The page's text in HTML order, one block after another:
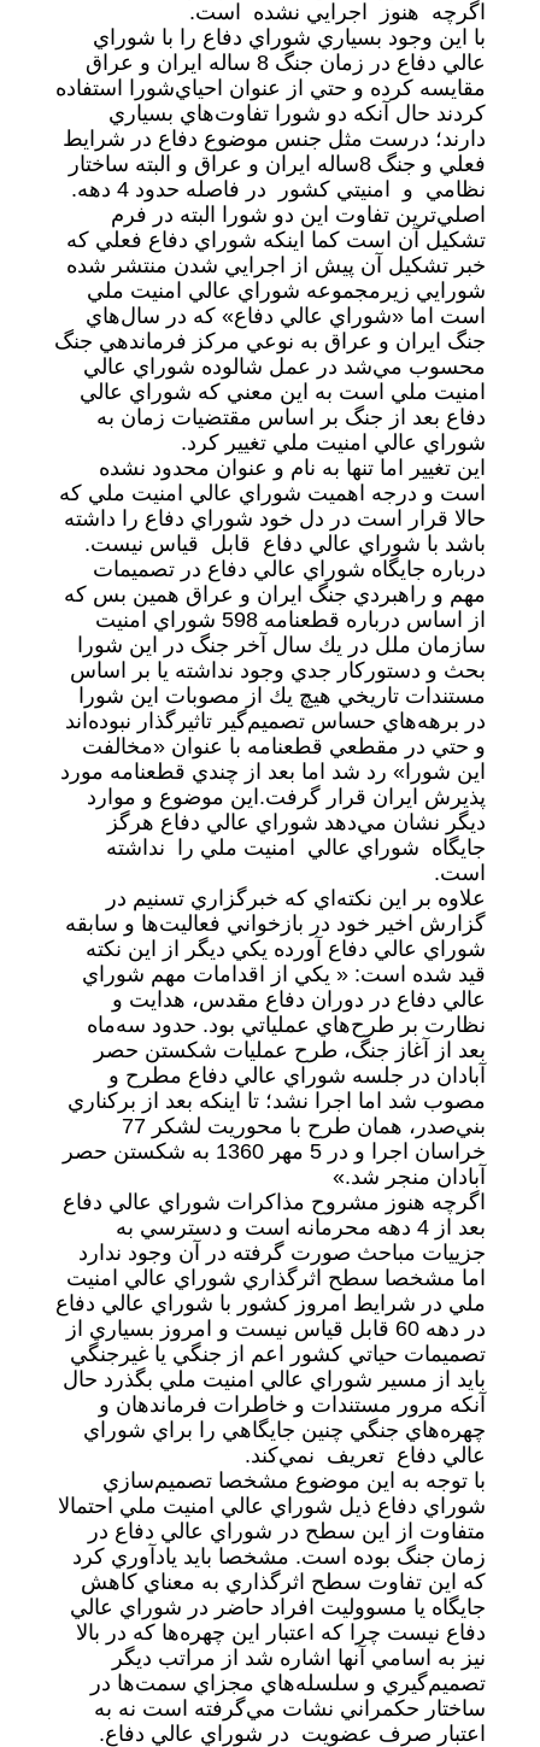
اگرچه هنوز اجرايي نشده است.
با اين وجود بسياري شوراي دفاع را با شوراي
عالي دفاع در زمان جنگ 8 ساله ايران و عراق
مقايسه كرده و حتي از عنوان احياي‌شورا استفاده
كردند حال آنكه دو شورا تفاوت‌هاي بسياري
دارند؛ درست مثل جنس موضوع دفاع در شرايط
فعلي و جنگ 8‌ساله ايران و عراق و البته ساختار
نظامي و امنيتي كشور در فاصله حدود 4‌ دهه.
اصلي‌ترين تفاوت اين دو شورا البته در فرم
تشكيل آن است كما اينكه شوراي دفاع فعلي كه
خبر تشكيل آن پيش از اجرايي شدن منتشر شده
شورايي زيرمجموعه شوراي عالي امنيت ملي
است اما «شوراي عالي دفاع» كه در سال‌هاي
جنگ ايران و عراق به نوعي مركز فرماندهي جنگ
محسوب مي‌شد در عمل شالوده شوراي عالي
امنيت ملي است به اين معني كه شوراي عالي
دفاع بعد از جنگ بر اساس مقتضيات زمان به
شوراي عالي امنيت ملي تغيير كرد.
اين تغيير اما تنها به نام و عنوان محدود نشده
است و درجه اهميت شوراي عالي امنيت ملي كه
حالا قرار است در دل خود شوراي دفاع را داشته
باشد با شوراي عالي دفاع قابل قياس نيست.
درباره جايگاه شوراي عالي دفاع در تصميمات
مهم و راهبردي جنگ ايران و عراق همين بس كه
از اساس درباره قطعنامه 598 شوراي امنيت
سازمان ملل در يك سال آخر جنگ در اين شورا
بحث و دستوركار جدي وجود نداشته يا بر اساس
مستندات تاريخي هيچ يك از مصوبات اين شورا
در برهه‌هاي حساس تصميم‌گير تاثيرگذار نبوده‌اند
و حتي در مقطعي قطعنامه با عنوان «مخالفت
اين شورا» رد شد اما بعد از چندي قطعنامه مورد
پذيرش ايران قرار گرفت.اين موضوع و موارد
ديگر نشان مي‌دهد شوراي عالي دفاع هرگز
جايگاه شوراي عالي امنيت ملي را نداشته
است.
علاوه بر اين نكته‌اي كه خبرگزاري تسنيم در
گزارش اخير خود در بازخواني فعاليت‌ها و سابقه
شوراي عالي دفاع آورده يكي ديگر از اين نكته
قيد شده است: « يكي از اقدامات مهم شوراي
عالي دفاع در دوران دفاع مقدس، هدايت و
نظارت بر طرح‌هاي عملياتي بود. حدود سه‌ماه
بعد از آغاز جنگ، طرح عمليات شكستن حصر
آبادان در جلسه شوراي عالي دفاع مطرح و
مصوب شد اما اجرا نشد؛ تا اينكه بعد از بركناري
بني‌صدر، همان طرح با محوريت لشكر 77
خراسان اجرا و در 5 مهر 1360 به شكستن حصر
آبادان منجر شد.»
اگرچه هنوز مشروح مذاكرات شوراي عالي دفاع
بعد از 4 دهه محرمانه است و دسترسي به
جزييات مباحث صورت گرفته در آن وجود ندارد
اما مشخصا سطح اثرگذاري شوراي عالي امنيت
ملي در شرايط امروز كشور با شوراي عالي دفاع
در دهه 60 قابل قياس نيست و امروز بسياري از
تصميمات حياتي كشور اعم از جنگي يا غيرجنگي
بايد از مسير شوراي عالي امنيت ملي بگذرد حال
آنكه مرور مستندات و خاطرات فرماندهان و
چهره‌هاي جنگي چنين جايگاهي را براي شوراي
عالي دفاع تعريف نمي‌كند.
با توجه به اين موضوع مشخصا تصميم‌سازي
شوراي دفاع ذيل شوراي عالي امنيت ملي احتمالا
متفاوت از اين سطح در شوراي عالي دفاع در
زمان جنگ بوده است. مشخصا بايد يادآوري كرد
كه اين تفاوت سطح اثر‌گذاري به معناي كاهش
جايگاه يا مسووليت افراد حاضر در شوراي عالي
دفاع نيست چرا كه اعتبار اين چهره‌ها كه در بالا
نيز به اسامي آنها اشاره شد از مراتب ديگر
تصميم‌گيري و سلسله‌هاي مجزاي سمت‌ها در
ساختار حكمراني نشات مي‌گرفته است نه به
اعتبار صرف عضويت در شوراي عالي دفاع.